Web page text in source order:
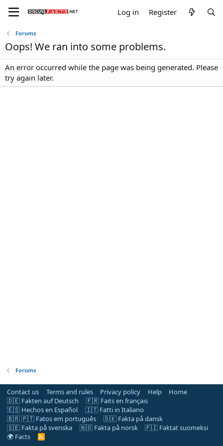
Log in Register
Forums
Oops! We ran into some problems.
An error occurred while the page was being generated. Please
try again later.
Forums
Contact us Terms and rules Privacy policy Help
Home
🇩🇪 Fakten auf Deutsch
🇫🇷 Faits en français
🇪🇸 Hechos en Español
🇮🇹 Fatti in Italiano
🇧🇷 🇵🇹 Fatos em português
🇩🇰 Fakta på dansk
🇸🇪 Fakta på svenska
🇳🇴 Fakta på norsk
🇫🇮 Faktat suomeksi
🌍 Facts
R